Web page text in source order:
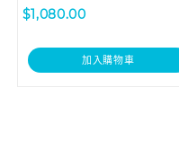
$1,080.00
加入購物車